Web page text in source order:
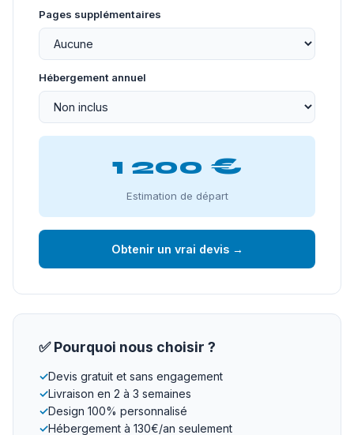
Pages supplémentaires
Hébergement annuel
1 200 €
Estimation de départ
Obtenir un vrai devis →
✅ Pourquoi nous choisir ?
✓Devis gratuit et sans engagement
✓Livraison en 2 à 3 semaines
✓Design 100% personnalisé
✓Hébergement à 130€/an seulement